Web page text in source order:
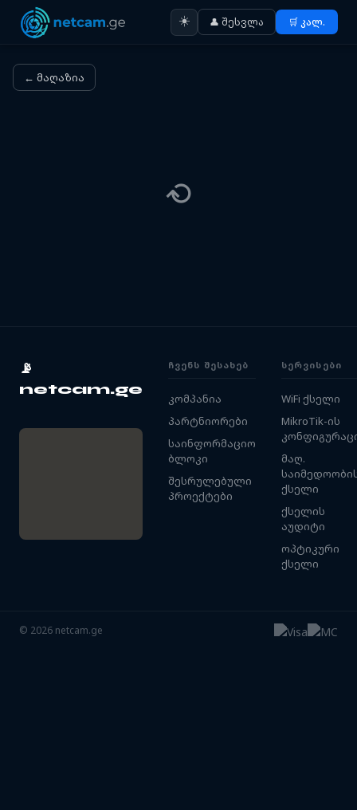
☀️ 👤 შესვლა 🛒 კალ.
← მაღაზია
⟳
📡
netcam.ge
ᲩᲕᲔᲜᲡ ᲨᲔᲡᲐᲮᲔᲑ
კომპანია
პარტნიორები
საინფორმაციო
ბლოკი
შესრულებული
პროექტები
ᲡᲔᲠᲕᲘᲡᲔᲑᲘ
WiFi ქსელი
MikroTik-ის
მაღ.
ქსელი
ქსელის
აუდიტი
ოპტიკური
ქსელი
© 2026 netcam.ge